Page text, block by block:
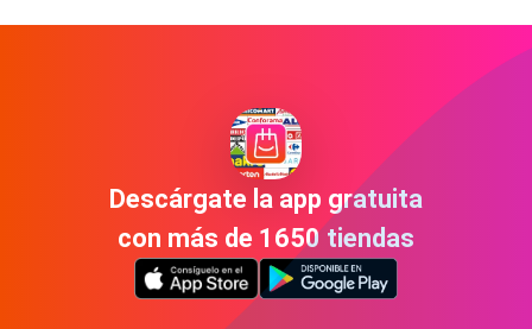
Descárgate la app gratuita
con más de 1650 tiendas